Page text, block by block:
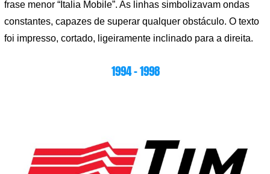
frase menor “Italia Mobile”. As linhas simbolizavam ondas
constantes, capazes de superar qualquer obstáculo. O texto
foi impresso, cortado, ligeiramente inclinado para a direita.
1994 – 1998